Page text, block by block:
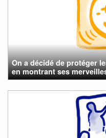
On a décidé de protéger
en montrant ses